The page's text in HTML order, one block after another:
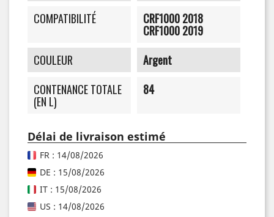
COMPATIBILITÉ
CRF1000 2018
CRF1000 2019
COULEUR
Argent
CONTENANCE TOTALE
(EN L)
84
Délai de livraison estimé
FR : 14/08/2026
DE : 15/08/2026
IT : 15/08/2026
US : 14/08/2026